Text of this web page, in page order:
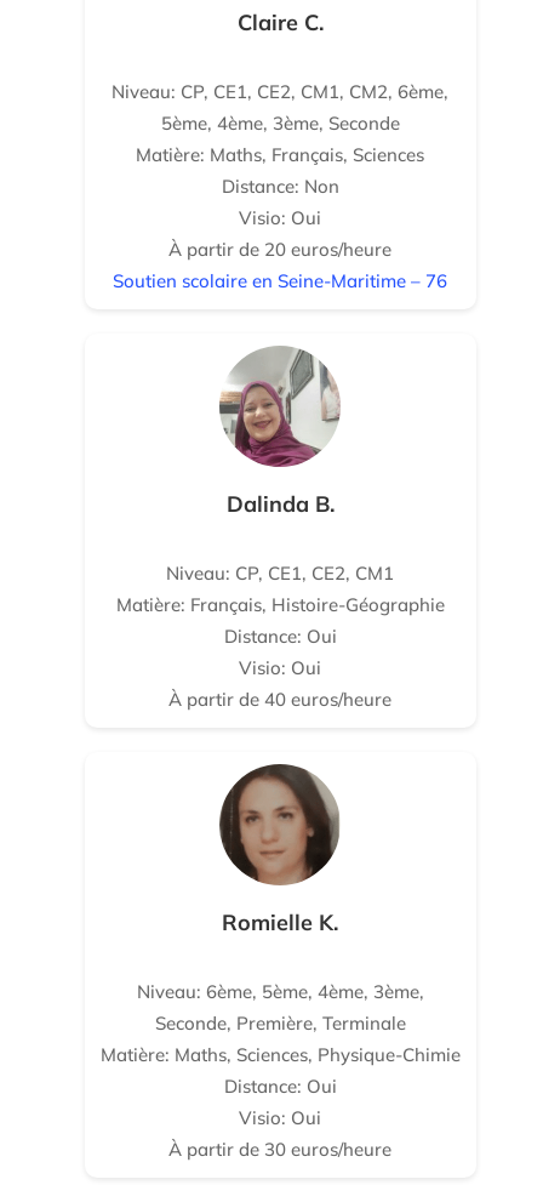
Claire C.
Niveau: CP, CE1, CE2, CM1, CM2, 6ème,
5ème, 4ème, 3ème, Seconde
Matière: Maths, Français, Sciences
Distance: Non
Visio: Oui
À partir de 20 euros/heure
Soutien scolaire en Seine-Maritime – 76
Dalinda B.
Niveau: CP, CE1, CE2, CM1
Matière: Français, Histoire-Géographie
Distance: Oui
Visio: Oui
À partir de 40 euros/heure
Romielle K.
Niveau: 6ème, 5ème, 4ème, 3ème,
Seconde, Première, Terminale
Matière: Maths, Sciences, Physique-Chimie
Distance: Oui
Visio: Oui
À partir de 30 euros/heure